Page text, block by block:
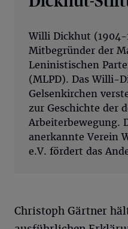
Willi Dickhut
Mitbegründer der
Leninistischen
(MLPD). Das Willi-
Gelsenkirchen
zur Geschichte der
Arbeiterbewegung.
anerkannte Verein
e.V. fördert das
Christoph Gärtner